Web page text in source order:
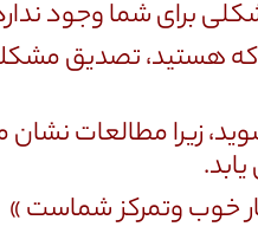
برای شما وجود
که هستید، تصدیق
زیرا مطالعات
خوب وتمرکز شماست »